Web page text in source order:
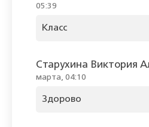
05:39
Класс
Старухина Виктория
марта, 04:10
Здорово